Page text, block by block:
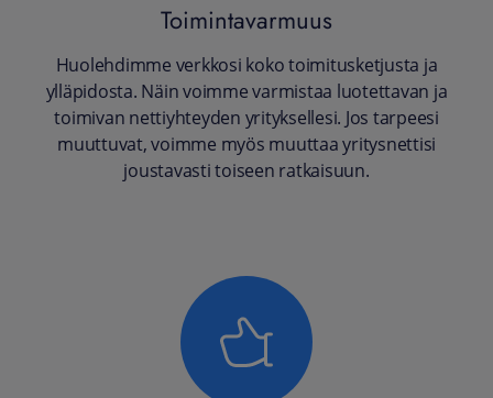
Toimintavarmuus
Huolehdimme verkkosi koko toimitusketjusta ja
ylläpidosta. Näin voimme varmistaa luotettavan ja
toimivan nettiyhteyden yrityksellesi. Jos tarpeesi
muuttuvat, voimme myös muuttaa yritysnettisi
joustavasti toiseen ratkaisuun.